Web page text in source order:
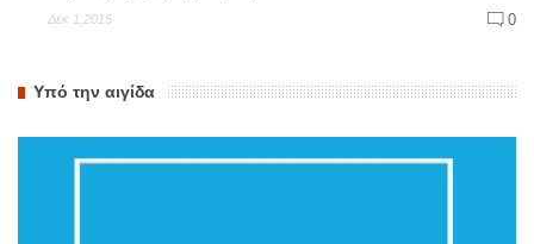
Δεκ 1,2015 0
Υπό την αιγίδα